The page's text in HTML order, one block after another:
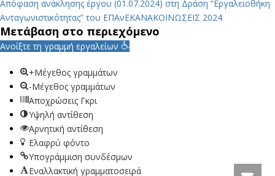
Απόφαση ανάκλησης έργου (01.07.2024) στη Δράση “Εργαλειοθήκη
Ανταγωνιστικότητας” του ΕΠΑνΕΚΑΝΑΚΟΙΝΩΣΕΙΣ 2024
Μετάβαση στο περιεχόμενο
Ανοίξτε τη γραμμή εργαλείων
+Μέγεθος γραμμάτων
-Μέγεθος γραμμάτων
Αποχρώσεις Γκρι
Υψηλή αντίθεση
Αρνητική αντίθεση
Ελαφρύ φόντο
Υπογράμμιση συνδέσμων
Εναλλακτική γραμματοσειρά